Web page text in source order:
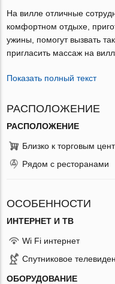
На вилле отличные
комфортном отдыхе,
ужины, помогут вызвать
пригласить массаж на
Показать полный текст
РАСПОЛОЖЕНИЕ
РАСПОЛОЖЕНИЕ
Близко к торговым
Рядом с ресторанами
ОСОБЕННОСТИ
ИНТЕРНЕТ И ТВ
Wi Fi интернет
Спутниковое
ОБОРУДОВАНИЕ